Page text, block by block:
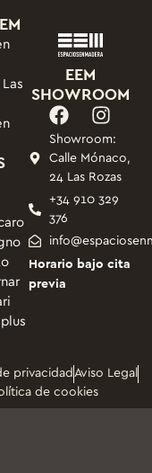
EEM
SHOWROOM
Showroom:
Calle Mónaco,
24 Las Rozas
+34 910 329
376
Horario bajo cita
previa
privacidadAviso Legal
de cookies